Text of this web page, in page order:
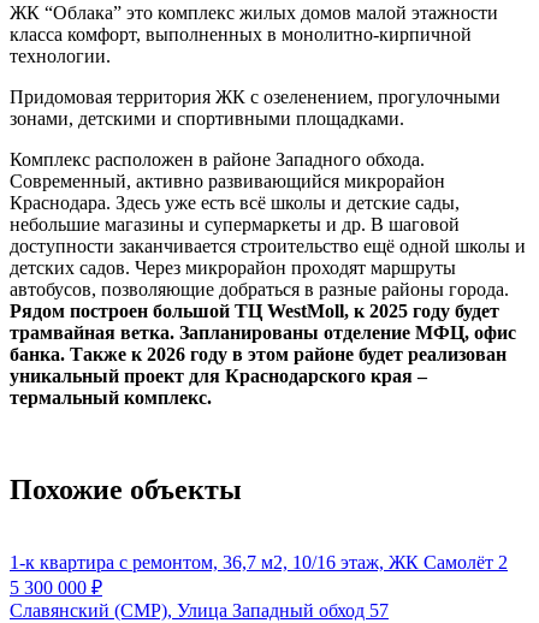
ЖК “Облака” это комплекс жилых домов малой этажности
класса комфорт, выполненных в монолитно-кирпичной
технологии.
Придомовая территория ЖК с озеленением, прогулочными
зонами, детскими и спортивными площадками.
Комплекс расположен в районе Западного обхода.
Современный, активно развивающийся микрорайон
Краснодара. Здесь уже есть всё школы и детские сады,
небольшие магазины и супермаркеты и др. В шаговой
доступности заканчивается строительство ещё одной школы и
детских садов. Через микрорайон проходят маршруты
автобусов, позволяющие добраться в разные районы города.
Рядом построен большой ТЦ WestMoll, к 2025 году будет
трамвайная ветка. Запланированы отделение МФЦ, офис
банка. Также к 2026 году в этом районе будет реализован
уникальный проект для Краснодарского края –
термальный комплекс.
Похожие объекты
1-к квартира с ремонтом, 36,7 м2, 10/16 этаж, ЖК Самолёт 2
5 300 000 ₽
Славянский (СМР), Улица Западный обход 57